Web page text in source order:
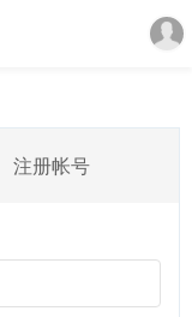
注册帐号